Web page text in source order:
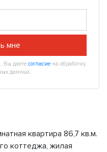
мне
Вы даете согласие на обработку
данных.
квартира 86,7 кв.м.
коттеджа, жилая